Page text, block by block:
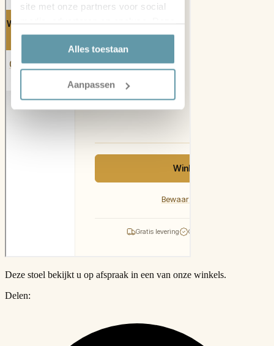
Deze stoel bekijkt u op afspraak in een van onze winkels.
Delen: